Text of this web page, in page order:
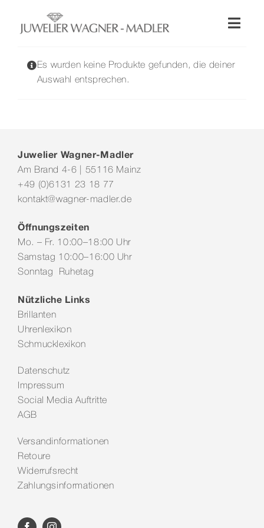
springen
Wellendorff
Service & Leistungen
Es wurden keine Produkte gefunden, die deiner
Auswahl entsprechen.
Juwelier Wagner-Madler
Am Brand 4-6 | 55116 Mainz
+49 (0)6131 23 18 77
kontakt@wagner-madler.de
Öffnungszeiten
Mo. – Fr. 10:00–18:00 Uhr
Samstag 10:00–16:00 Uhr
Sonntag Ruhetag
Nützliche Links
Brillanten
Uhrenlexikon
Schmucklexikon
Datenschutz
Impressum
Social Media Auftritte
AGB
Versandinformationen
Retoure
Widerrufsrecht
Zahlungsinformationen